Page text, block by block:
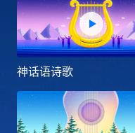
神话语诗歌